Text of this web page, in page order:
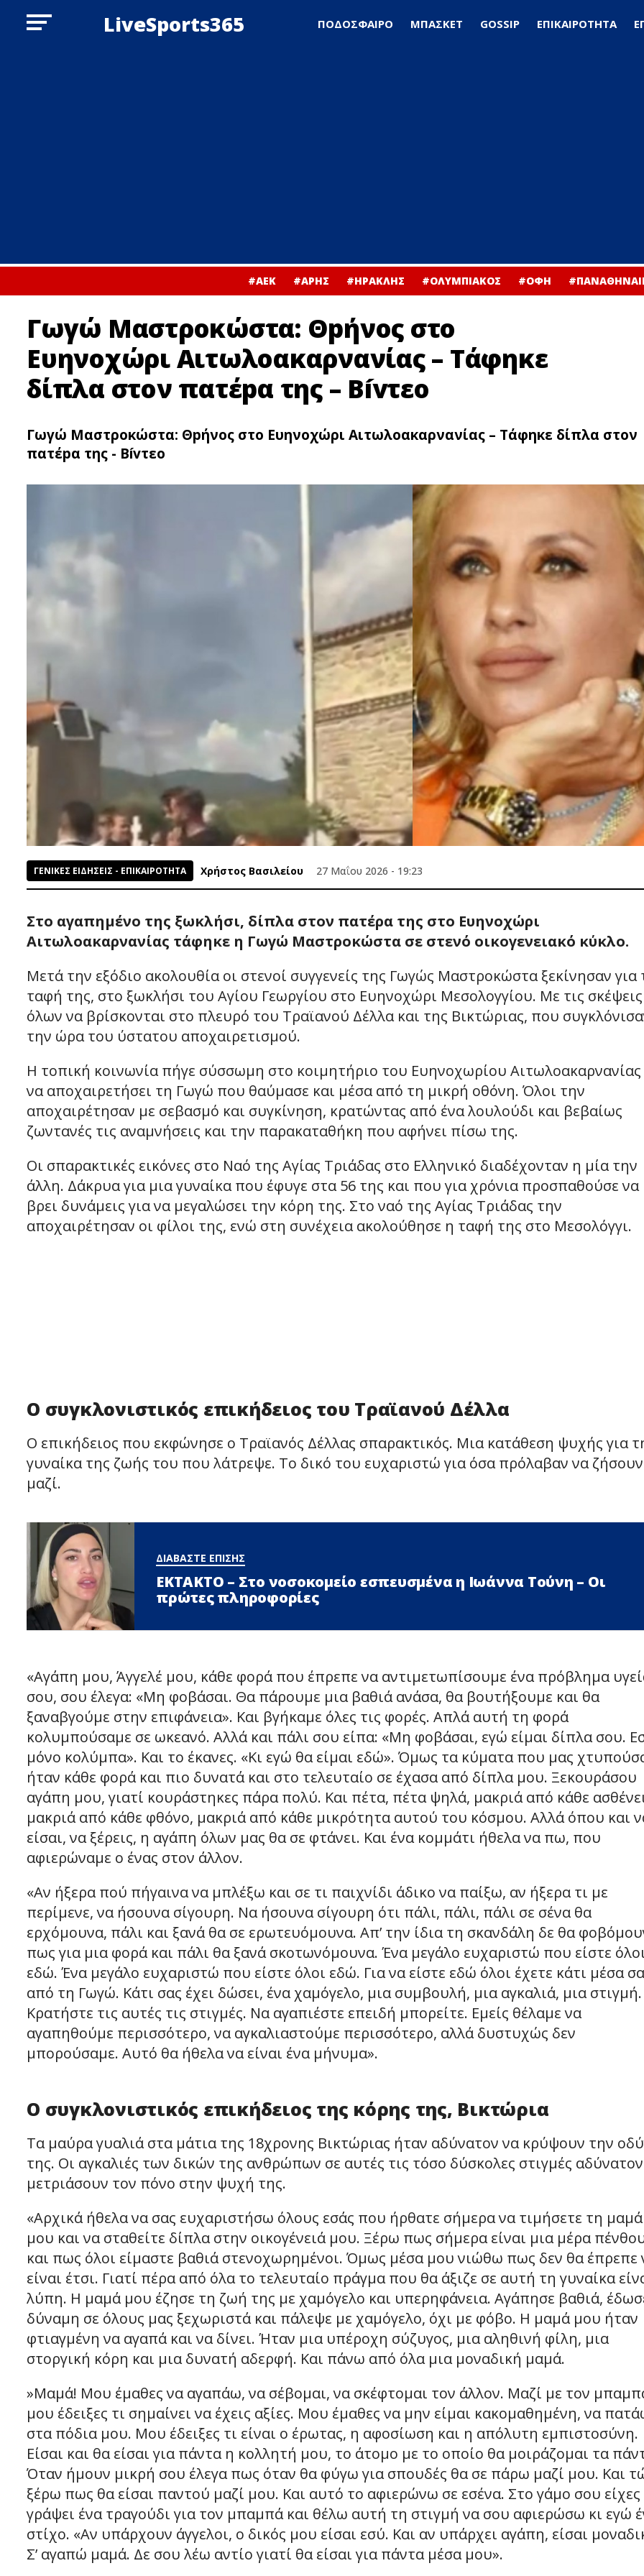
LiveSports365 ΠΟΔΟΣΦΑΙΡΟ ΜΠΑΣΚΕΤ GOSSIP ΕΠΙΚΑΙΡΟΤΗΤΑ
#ΑΕΚ #ΑΡΗΣ #ΗΡΑΚΛΗΣ #ΟΛΥΜΠΙΑΚΟΣ #ΟΦΗ
Γωγώ Μαστροκώστα: Θpήνος στο
Ευηνοχώρι Αιτωλοακαρνανίας – Τάφηκε
δίπλα στον πατέpα της – Bívτεο
Γωγώ Μαστροκώστα: Θpήνος στο Ευηνοχώρι Αιτωλοακαρνανίας – Τάφηκε δίπλα στον
πατέpα της - Bívτεο
ΓΕΝΙΚΕΣ ΕΙΔΗΣΕΙΣ - ΕΠΙΚΑΙΡΟΤΗΤΑ Χρήστος Βασιλείου 27 Μαΐου 2026 - 19:23
Στο αγαπημένο της ξωκλήσι, δίπλα στον πατέρα της στο Ευηνοχώρι
Αιτωλοακαρνανίας τάφηκε η Γωγώ Μαστροκώστα σε στενό οικογενειακό κύκλο.
Μετά την εξόδιο ακολουθία οι στενοί συγγενείς της Γωγώς Μαστροκώστα ξεκίνησαν για
ταφή της, στο ξωκλήσι του Αγίου Γεωργίου στο Ευηνοχώρι Μεσολογγίου. Με τις σκέψεις
όλων να βρίσκονται στο πλευρό του Τραϊανού Δέλλα και της Βικτώριας, που
την ώρα του ύστατου αποχαιρετισμού.
Η τοπική κοινωνία πήγε σύσσωμη στο κοιμητήριο του Ευηνοχωρίου Αιτωλοακαρνανίας
να αποχαιρετήσει τη Γωγώ που θαύμασε και μέσα από τη μικρή οθόνη. Όλοι την
αποχαιρέτησαν με σεβασμό και συγκίνηση, κρατώντας από ένα λουλούδι και βεβαίως
ζωντανές τις αναμνήσεις και την παρακαταθήκη που αφήνει πίσω της.
Οι σπαρακτικές εικόνες στο Ναό της Αγίας Τριάδας στο Ελληνικό διαδέχονταν η μία την
άλλη. Δάκρυα για μια γυναίκα που έφυγε στα 56 της και που για χρόνια προσπαθούσε να
βρει δυνάμεις για να μεγαλώσει την κόρη της. Στο ναό της Αγίας Τριάδας την
αποχαιρέτησαν οι φίλοι της, ενώ στη συνέχεια ακολούθησε η ταφή της στο Μεσολόγγι.
Ο συγκλονιστικός επικήδειος του Τραϊανού Δέλλα
Ο επικήδειος που εκφώνησε ο Τραϊανός Δέλλας σπαρακτικός. Μια κατάθεση ψυχής για
γυναίκα της ζωής του που λάτρεψε. Το δικό του ευχαριστώ για όσα πρόλαβαν να ζήσουν
μαζί.
ΔΙΑΒΑΣΤΕ ΕΠΙΣΗΣ
ΕΚΤΑΚΤΟ – Στο νοσοκομείο εσπευσμένα η Ιωάννα Τούνη – Οι
πρώτες πληροφορίες
«Αγάπη μου, Άγγελέ μου, κάθε φορά που έπρεπε να αντιμετωπίσουμε ένα πρόβλημα
σου, σου έλεγα: «Μη φοβάσαι. Θα πάρουμε μια βαθιά ανάσα, θα βουτήξουμε και θα
ξαναβγούμε στην επιφάνεια». Και βγήκαμε όλες τις φορές. Απλά αυτή τη φορά
κολυμπούσαμε σε ωκεανό. Αλλά και πάλι σου είπα: «Μη φοβάσαι, εγώ είμαι δίπλα σου.
μόνο κολύμπα». Και το έκανες. «Κι εγώ θα είμαι εδώ». Όμως τα κύματα που μας
ήταν κάθε φορά και πιο δυνατά και στο τελευταίο σε έχασα από δίπλα μου. Ξεκουράσου
αγάπη μου, γιατί κουράστηκες πάρα πολύ. Και πέτα, πέτα ψηλά, μακριά από κάθε
μακριά από κάθε φθόνο, μακριά από κάθε μικρότητα αυτού του κόσμου. Αλλά όπου και
είσαι, να ξέρεις, η αγάπη όλων μας θα σε φτάνει. Και ένα κομμάτι ήθελα να πω, που
αφιερώναμε ο ένας στον άλλον.
«Αν ήξερα πού πήγαινα να μπλέξω και σε τι παιχνίδι άδικο να παίξω, αν ήξερα τι με
περίμενε, να ήσουνα σίγουρη. Να ήσουνα σίγουρη ότι πάλι, πάλι, πάλι σε σένα θα
ερχόμουνα, πάλι και ξανά θα σε ερωτευόμουνα. Απ’ την ίδια τη σκανδάλη δε θα
πως για μια φορά και πάλι θα ξανά σκοτωνόμουνα. Ένα μεγάλο ευχαριστώ που είστε
εδώ. Ένα μεγάλο ευχαριστώ που είστε όλοι εδώ. Για να είστε εδώ όλοι έχετε κάτι μέσα
από τη Γωγώ. Κάτι σας έχει δώσει, ένα χαμόγελο, μια συμβουλή, μια αγκαλιά, μια στιγμή.
Κρατήστε τις αυτές τις στιγμές. Να αγαπιέστε επειδή μπορείτε. Εμείς θέλαμε να
αγαπηθούμε περισσότερο, να αγκαλιαστούμε περισσότερο, αλλά δυστυχώς δεν
μπορούσαμε. Αυτό θα ήθελα να είναι ένα μήνυμα».
Ο συγκλονιστικός επικήδειος της κόρης της, Βικτώρια
Τα μαύρα γυαλιά στα μάτια της 18χρονης Βικτώριας ήταν αδύνατον να κρύψουν την
της. Οι αγκαλιές των δικών της ανθρώπων σε αυτές τις τόσο δύσκολες στιγμές
μετριάσουν τον πόνο στην ψυχή της.
«Αρχικά ήθελα να σας ευχαριστήσω όλους εσάς που ήρθατε σήμερα να τιμήσετε τη μαμά
μου και να σταθείτε δίπλα στην οικογένειά μου. Ξέρω πως σήμερα είναι μια μέρα
και πως όλοι είμαστε βαθιά στενοχωρημένοι. Όμως μέσα μου νιώθω πως δεν θα έπρεπε
είναι έτσι. Γιατί πέρα από όλα το τελευταίο πράγμα που θα άξιζε σε αυτή τη γυναίκα
λύπη. Η μαμά μου έζησε τη ζωή της με χαμόγελο και υπερηφάνεια. Αγάπησε βαθιά,
δύναμη σε όλους μας ξεχωριστά και πάλεψε με χαμόγελο, όχι με φόβο. Η μαμά μου ήταν
φτιαγμένη να αγαπά και να δίνει. Ήταν μια υπέροχη σύζυγος, μια αληθινή φίλη, μια
στοργική κόρη και μια δυνατή αδερφή. Και πάνω από όλα μια μοναδική μαμά.
»Μαμά! Μου έμαθες να αγαπάω, να σέβομαι, να σκέφτομαι τον άλλον. Μαζί με τον
μου έδειξες τι σημαίνει να έχεις αξίες. Μου έμαθες να μην είμαι κακομαθημένη, να
στα πόδια μου. Μου έδειξες τι είναι ο έρωτας, η αφοσίωση και η απόλυτη εμπιστοσύνη.
Είσαι και θα είσαι για πάντα η κολλητή μου, το άτομο με το οποίο θα μοιράζομαι τα
Όταν ήμουν μικρή σου έλεγα πως όταν θα φύγω για σπουδές θα σε πάρω μαζί μου. Και
ξέρω πως θα είσαι παντού μαζί μου. Και αυτό το αφιερώνω σε εσένα. Στο γάμο σου είχες
γράψει ένα τραγούδι για τον μπαμπά και θέλω αυτή τη στιγμή να σου αφιερώσω κι εγώ
στίχο. «Αν υπάρχουν άγγελοι, ο δικός μου είσαι εσύ. Και αν υπάρχει αγάπη, είσαι
Σ’ αγαπώ μαμά. Δε σου λέω αντίο γιατί θα είσαι για πάντα μέσα μου».